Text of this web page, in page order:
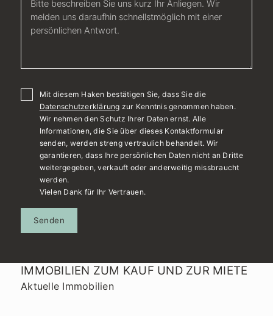
Mit diesem Haken bestätigen Sie, dass Sie die
Datenschutzerklärung zur Kenntnis genommen haben.
Wir nehmen den Schutz Ihrer Daten ernst. Alle
Informationen, die Sie über dieses Kontaktformular
senden, werden streng vertraulich behandelt. Wir
garantieren, dass Ihre persönlichen Daten nicht an Dritte
weitergegeben, verkauft oder anderweitig missbraucht
werden.
Vielen Dank für Ihr Vertrauen.
Senden
IMMOBILIEN ZUM KAUF UND ZUR MIETE
Aktuelle Immobilien